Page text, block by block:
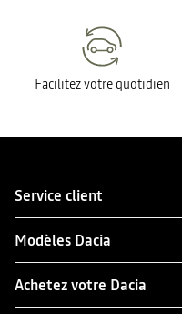
Facilitez votre quotidien
Service client
Modèles Dacia
Achetez votre Dacia